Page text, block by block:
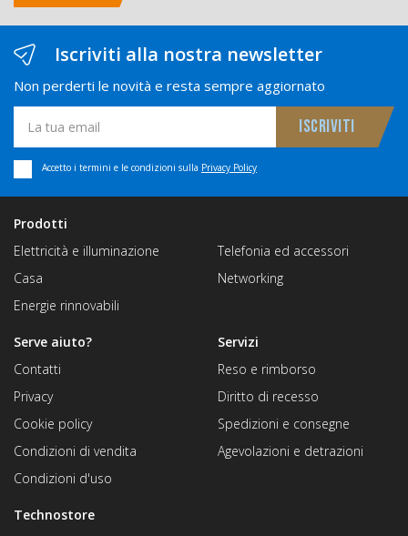
Iscriviti alla nostra newsletter
Non perderti le novità e resta sempre aggiornato
Accetto i termini e le condizioni sulla Privacy Policy
Prodotti
Elettricità e illuminazione
Casa
Energie rinnovabili
Telefonia ed accessori
Networking
Technostore
Servizi
Reso e rimborso
Diritto di recesso
Spedizioni e consegne
Agevolazioni e detrazioni
Serve aiuto?
Contatti
Privacy
Cookie policy
Condizioni di vendita
Condizioni d'uso